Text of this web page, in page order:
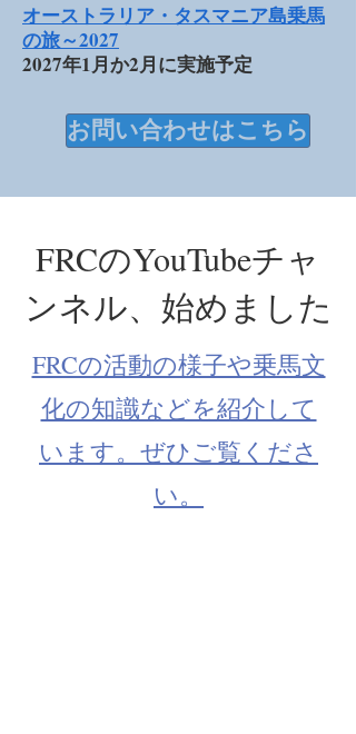
オーストラリア・タスマニア島乗馬
の旅～2027
2027年1月か2月に実施予定
お問い合わせはこちら
FRCのYouTubeチャ
ンネル、始めました
​FRCの活動の様子や乗馬文
化の知識などを紹介して
います。ぜひご覧くださ
い。